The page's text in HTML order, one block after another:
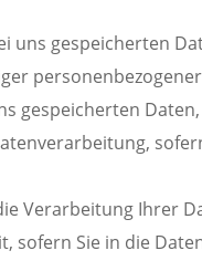
uns gespeicherten
gespeicherten Daten,
Verarbeitung Ihrer
sofern Sie in die